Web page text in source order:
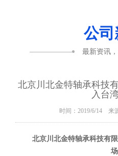
公司
最新资讯
北京川北金特轴承科技
入台
时间：2019/6/14
北京川北金特轴承科技有
场